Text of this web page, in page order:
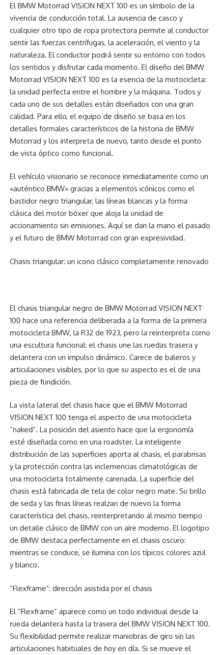
El BMW Motorrad VISION NEXT 100 es un símbolo de la
vivencia de conducción total. La ausencia de casco y
cualquier otro tipo de ropa protectora permite al conductor
sentir las fuerzas centrífugas, la aceleración, el viento y la
naturaleza. El conductor podrá sentir su entorno con todos
los sentidos y disfrutar cada momento. El diseño del BMW
Motorrad VISION NEXT 100 es la esencia de la motocicleta:
la unidad perfecta entre el hombre y la máquina. Todos y
cada uno de sus detalles están diseñados con una gran
calidad. Para ello, el equipo de diseño se basa en los
detalles formales característicos de la historia de BMW
Motorrad y los interpreta de nuevo, tanto desde el punto
de vista óptico como funcional.
El vehículo visionario se reconoce inmediatamente como un
«auténtico BMW» gracias a elementos icónicos como el
bastidor negro triangular, las líneas blancas y la forma
clásica del motor bóxer que aloja la unidad de
accionamiento sin emisiones. Aquí se dan la mano el pasado
y el futuro de BMW Motorrad con gran expresividad.
Chasis triangular: un icono clásico completamente renovado
El chasis triangular negro de BMW Motorrad VISION NEXT
100 hace una referencia deliberada a la forma de la primera
motocicleta BMW, la R32 de 1923, pero la reinterpreta como
una escultura funcional: el chasis une las ruedas trasera y
delantera con un impulso dinámico. Carece de baleros y
articulaciones visibles, por lo que su aspecto es el de una
pieza de fundición.
La vista lateral del chasis hace que el BMW Motorrad
VISION NEXT 100 tenga el aspecto de una motocicleta
“naked”. La posición del asiento hace que la ergonomía
esté diseñada como en una roadster. La inteligente
distribución de las superficies aporta al chasis, el parabrisas
y la protección contra las inclemencias climatológicas de
una motocicleta totalmente carenada. La superficie del
chasis está fabricada de tela de color negro mate. Su brillo
de seda y las finas líneas realzan de nuevo la forma
característica del chasis, reinterpretando al mismo tiempo
un detalle clásico de BMW con un aire moderno. El logotipo
de BMW destaca perfectamente en el chasis oscuro:
mientras se conduce, se ilumina con los típicos colores azul
y blanco.
“Flexframe”: dirección asistida por el chasis
El “Flexframe” aparece como un todo individual desde la
rueda delantera hasta la trasera del BMW VISION NEXT 100.
Su flexibilidad permite realizar maniobras de giro sin las
articulaciones habituales de hoy en día. Si se mueve el